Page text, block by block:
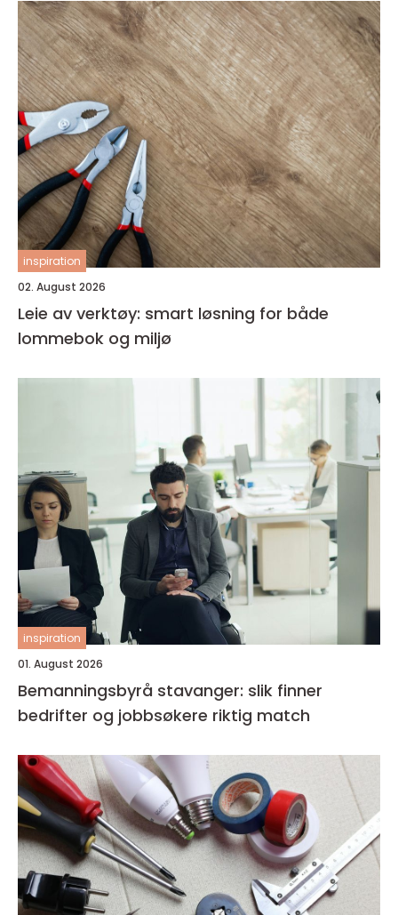
inspiration
02. August 2026
Leie av verktøy: smart løsning for både
lommebok og miljø
inspiration
01. August 2026
Bemanningsbyrå stavanger: slik finner
bedrifter og jobbsøkere riktig match